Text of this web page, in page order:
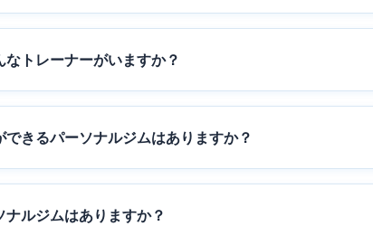
トレーナーがいますか？
きるパーソナルジムはありますか？
ルジムはありますか？